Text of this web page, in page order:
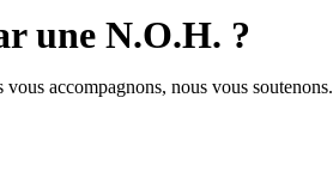
une N.O.H. ?
accompagnons, nous vous soutenons.